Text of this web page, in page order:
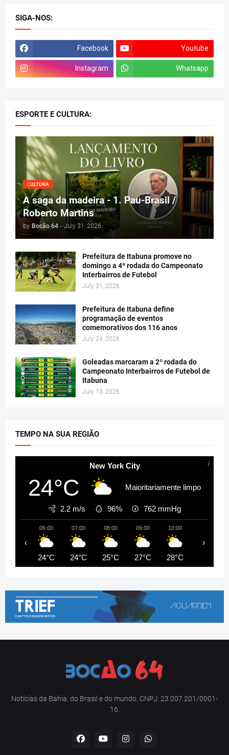
SIGA-NOS:
Facebook Youtube
Instagram Whatsapp
ESPORTE E CULTURA:
CULTURA
A saga da madeira - 1. Pau-Brasil /
Roberto Martins
by Bocão 64 - July 31, 2026
Prefeitura de Itabuna promove no
domingo a 4ª rodada do Campeonato
Interbairros de Futebol
July 31, 2026
Prefeitura de Itabuna define
programação de eventos
comemorativos dos 116 anos
July 24, 2026
Goleadas marcaram a 2º rodada do
Campeonato Interbairros de Futebol de
Itabuna
July 13, 2026
TEMPO NA SUA REGIÃO
New York City
24°C Maioritariamente limpo
2.2 m/s 96% 762 mmHg
06:00
24°C
07:00
24°C
08:00
25°C
09:00
27°C
10:00
28°C
‹ ›
Notícias da Bahia, do Brasil e do mundo. CNPJ: 23.007.201/0001-
16.